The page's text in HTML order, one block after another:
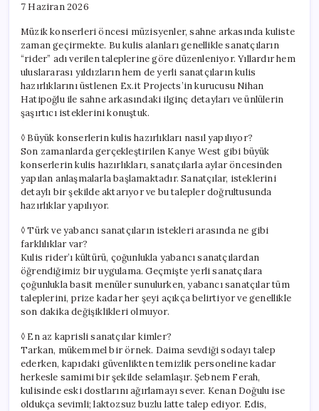
7 Haziran 2026
Müzik konserleri öncesi müzisyenler, sahne arkasında kuliste
zaman geçirmekte. Bu kulis alanları genellikle sanatçıların
“rider” adı verilen taleplerine göre düzenleniyor. Yıllardır hem
uluslararası yıldızların hem de yerli sanatçıların kulis
hazırlıklarını üstlenen Ex.it Projects’in kurucusu Nihan
Hatipoğlu ile sahne arkasındaki ilginç detayları ve ünlülerin
şaşırtıcı isteklerini konuştuk.
◊ Büyük konserlerin kulis hazırlıkları nasıl yapılıyor?
Son zamanlarda gerçekleştirilen Kanye West gibi büyük
konserlerin kulis hazırlıkları, sanatçılarla aylar öncesinden
yapılan anlaşmalarla başlamaktadır. Sanatçılar, isteklerini
detaylı bir şekilde aktarıyor ve bu talepler doğrultusunda
hazırlıklar yapılıyor.
◊ Türk ve yabancı sanatçıların istekleri arasında ne gibi
farklılıklar var?
Kulis rider’ı kültürü, çoğunlukla yabancı sanatçılardan
öğrendiğimiz bir uygulama. Geçmişte yerli sanatçılara
çoğunlukla basit menüler sunulurken, yabancı sanatçılar tüm
taleplerini, prize kadar her şeyi açıkça belirtiyor ve genellikle
son dakika değişiklikleri olmuyor.
◊ En az kaprisli sanatçılar kimler?
Tarkan, mükemmel bir örnek. Daima sevdiği sodayı talep
ederken, kapıdaki güvenlikten temizlik personeline kadar
herkesle samimi bir şekilde selamlaşır. Şebnem Ferah,
kulisinde eski dostlarını ağırlamayı sever. Kenan Doğulu ise
oldukça sevimli; laktozsuz buzlu latte talep ediyor. Edis,